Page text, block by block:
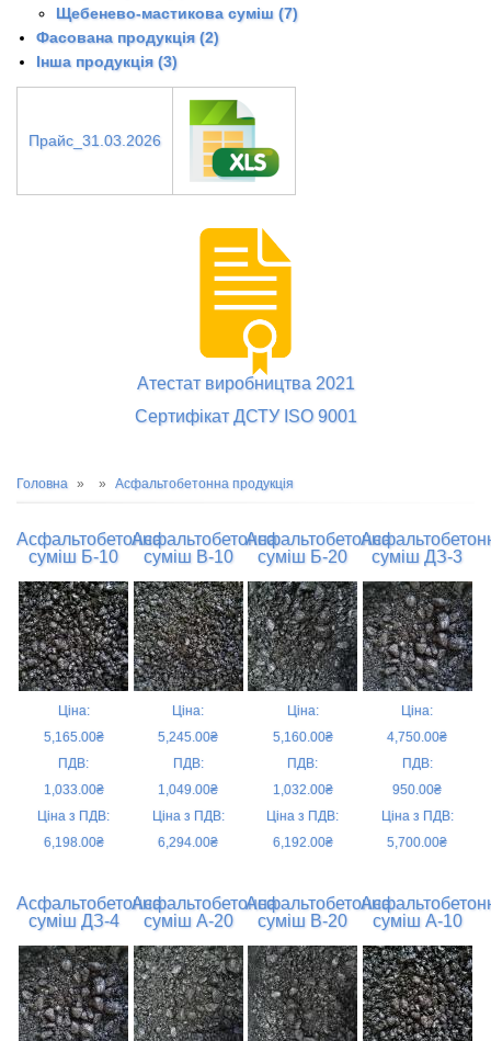
Щебенево-мастикова суміш (7)
Фасована продукція (2)
Інша продукція (3)
Прайс_31.03.2026
Атестат виробництва 2021
Сертифікат ДСТУ ISO 9001
Рядок
Головна Асфальтобетонна продукція
Асфальтобетонна
суміш Б-10
Ціна:
5,165.00₴
ПДВ:
1,033.00₴
Ціна з ПДВ:
6,198.00₴
Асфальтобетонна
суміш В-10
Ціна:
5,245.00₴
ПДВ:
1,049.00₴
Ціна з ПДВ:
6,294.00₴
Асфальтобетонна
суміш Б-20
Ціна:
5,160.00₴
ПДВ:
1,032.00₴
Ціна з ПДВ:
6,192.00₴
суміш ДЗ-3
Ціна:
4,750.00₴
ПДВ:
950.00₴
Ціна з ПДВ:
5,700.00₴
Асфальтобетонна
суміш ДЗ-4
Асфальтобетонна
суміш А-20
Асфальтобетонна
суміш В-20
суміш А-10